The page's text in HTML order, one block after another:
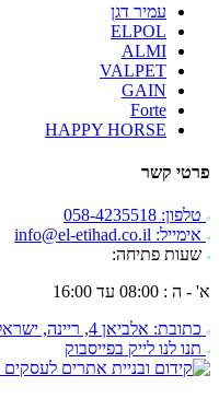
עמיר דגן
ELPOL
ALMI
VALPET
GAIN
Forte
HAPPY HORSE
פרטי קשר
טלפון: 058-4235518
אימייל: info@el-etihad.co.il
שעות פתיחה:
א' - ה : 08:00 עד 16:00
כתובת: אלביאן 4, ריינה, ישראל
תנו לנו לייק בפייסבוק